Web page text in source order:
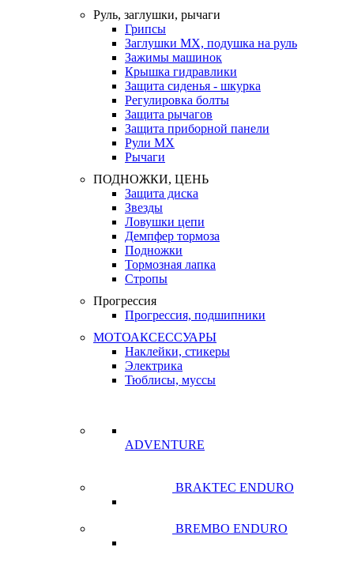
Руль, заглушки, рычаги
Грипсы
Заглушки MX, подушка на руль
Зажимы машинок
Крышка гидравлики
Защита сиденья - шкурка
Регулировка болты
Защита рычагов
Защита приборной панели
Рули MX
Рычаги
ПОДНОЖКИ, ЦЕНЬ
Защита диска
Звезды
Ловушки цепи
Демпфер тормоза
Подножки
Тормозная лапка
Стропы
Прогрессия
Прогрессия, подшипники
МОТОАКСЕССУАРЫ
Наклейки, стикеры
Электрика
Тюблисы, муссы
ADVENTURE
BRAKTEC ENDURO
BREMBO ENDURO